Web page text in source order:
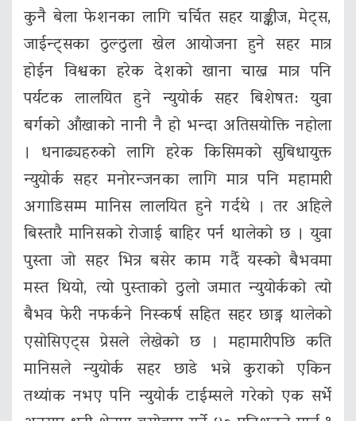
कुनै बेला फेशनका लागि चर्चित सहर याङ्कीज, मेट्स,
जाईन्ट्सका ठुल्ठुला खेल आयोजना हुने सहर मात्र
होईन विश्वका हरेक देशको खाना चाख्न मात्र पनि
पर्यटक लालयित हुने न्युयोर्क सहर बिशेषत: युवा
बर्गको आँखाको नानी नै हो भन्दा अतिसयोक्ति नहोला
। धनाढ्यहरुको लागि हरेक किसिमको सुबिधायुक्त
न्युयोर्क सहर मनोरन्जनका लागि मात्र पनि महामारी
अगाडिसम्म मानिस लालयित हुने गर्दथे । तर अहिले
बिस्तारै मानिसको रोजाई बाहिर पर्न थालेको छ । युवा
पुस्ता जो सहर भित्र बसेर काम गर्दै यस्को बैभवमा
मस्त थियो, त्यो पुस्ताको ठुलो जमात न्युयोर्कको त्यो
बैभव फेरी नफर्कने निस्कर्ष सहित सहर छाड्न थालेको
एसोसिएट्स प्रेसले लेखेको छ । महामारीपछि कति
मानिसले न्युयोर्क सहर छाडे भन्ने कुराको एकिन
तथ्यांक नभए पनि न्युयोर्क टाईम्सले गरेको एक सर्भे